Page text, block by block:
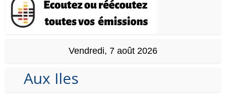
Vendredi, 7 août 2026
Aux Iles